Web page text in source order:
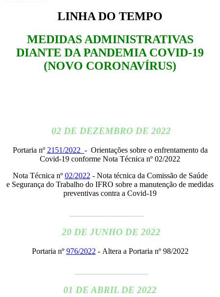
LINHA DO TEMPO
MEDIDAS ADMINISTRATIVAS
DIANTE DA PANDEMIA COVID-19
(NOVO CORONAVÍRUS)
02 DE DEZEMBRO DE 2022
Portaria nº 2151/2022 - Orientações sobre o enfrentamento da
Covid-19 conforme Nota Técnica nº 02/2022
Nota Técnica nº 02/2022 - Nota técnica da Comissão de Saúde
e Segurança do Trabalho do IFRO sobre a manutenção de medidas
preventivas contra a Covid-19
20 DE JUNHO DE 2022
Portaria nº 976/2022 - Altera a Portaria nº 98/2022
01 DE ABRIL DE 2022